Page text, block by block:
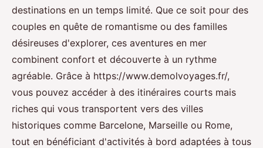
destinations en un temps limité. Que ce soit pour des
couples en quête de romantisme ou des familles
désireuses d'explorer, ces aventures en mer
combinent confort et découverte à un rythme
agréable. Grâce à https://www.demolvoyages.fr/,
vous pouvez accéder à des itinéraires courts mais
riches qui vous transportent vers des villes
historiques comme Barcelone, Marseille ou Rome,
tout en bénéficiant d'activités à bord adaptées à tous